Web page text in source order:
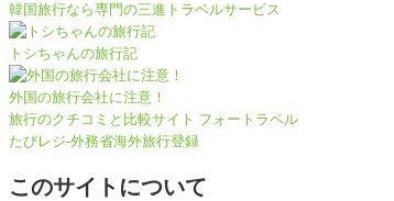
韓国旅行なら専門の三進トラベルサービス
トシちゃんの旅行記
外国の旅行会社に注意！
旅行のクチコミと比較サイト フォートラベル
たびレジ-外務省海外旅行登録
このサイトについて